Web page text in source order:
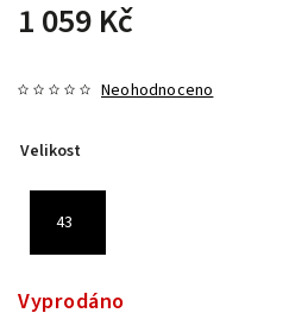
1 059 Kč
Neohodnoceno
Velikost
43
Vyprodáno